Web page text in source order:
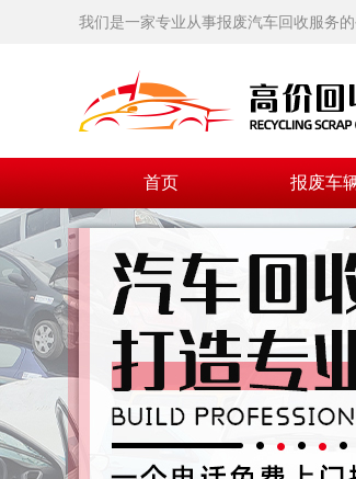
我们是一家专业从事报废汽车回收服务
首页 报废车